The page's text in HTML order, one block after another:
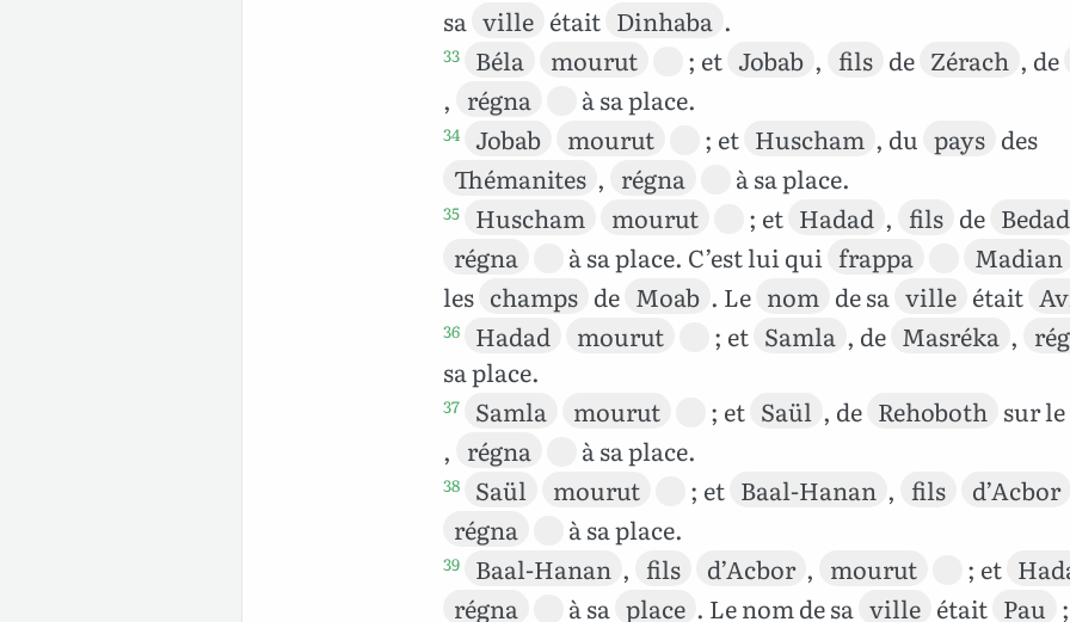
sa ville était Dinhaba .
33 Béla mourut ; et Jobab , fils de Zérach , de
, régna à sa place.
34 Jobab mourut ; et Huscham , du pays des
Thémanites , régna à sa place.
35 Huscham mourut ; et Hadad , fils de Bedad
régna
à sa place. C’est lui qui frappa Madian
les champs de Moab . Le nom de sa ville était
36 Hadad mourut ; et Samla , de Masréka ,
sa place.
37 Samla mourut ; et Saül , de Rehoboth sur le
, régna à sa place.
38 Saül mourut ; et Baal-Hanan , fils d’Acbor
régna
à sa place.
39 Baal-Hanan , fils d’Acbor , mourut ; et
régna
à sa place . Le nom de sa ville était Pau